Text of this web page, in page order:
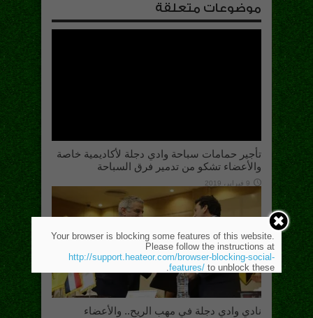
موضوعات متعلقة
تأجير حمامات سباحة وادي دجلة لأكاديمية خاصة
والأعضاء تشكو من تدمير فرق السباحة
9 فبراير، 2019
نادي وادي دجلة في مهب الريح.. والأعضاء
Your browser is blocking some features of this website.
Please follow the instructions at
http://support.heateor.com/browser-blocking-social-
features/ to unblock these.